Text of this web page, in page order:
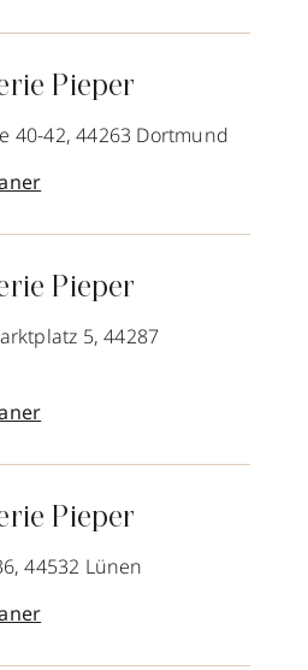
Pieper
40-42, 44263 Dortmund
Pieper
5, 44287
Pieper
44532 Lünen